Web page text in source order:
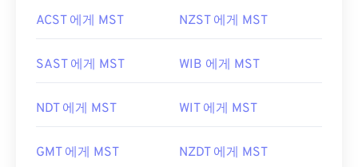
ACST 에게 MST NZST 에게 MST
SAST 에게 MST WIB 에게 MST
NDT 에게 MST WIT 에게 MST
GMT 에게 MST NZDT 에게 MST